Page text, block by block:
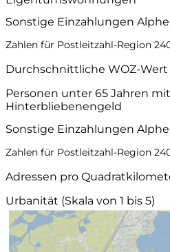
Sonstige Einzahlungen
Zahlen für Postleitzahl-Region
Durchschnittliche WOZ-Wert
Personen unter 65 Jahren mit
Hinterbliebenengeld
Sonstige Einzahlungen
Zahlen für Postleitzahl-Region
Adressen pro
Urbanität (Skala von 1 bis 5)